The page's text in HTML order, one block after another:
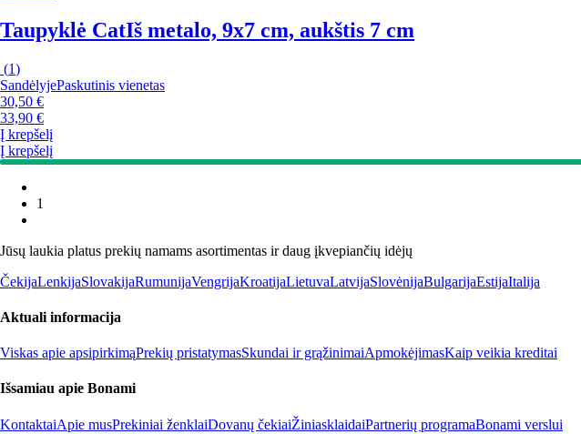
Taupyklė CatIš metalo, 9x7 cm, aukštis 7 cm
(1)
SandėlyjePaskutinis vienetas
30,50 €
33,90 €
Į krepšelį
Į krepšelį
1
Jūsų laukia platus prekių namams asortimentas ir daug įkvepiančių idėjų
ČekijaLenkijaSlovakijaRumunijaVengrijaKroatijaLietuvaLatvijaSlovėnijaBulgarijaEstijaItalija
Aktuali informacija
Viskas apie apsipirkimąPrekių pristatymasSkundai ir grąžinimaiApmokėjimasKaip veikia kreditai
Išsamiau apie Bonami
KontaktaiApie musPrekiniai ženklaiDovanų čekiaiŽiniasklaidaiPartnerių programaBonami verslui